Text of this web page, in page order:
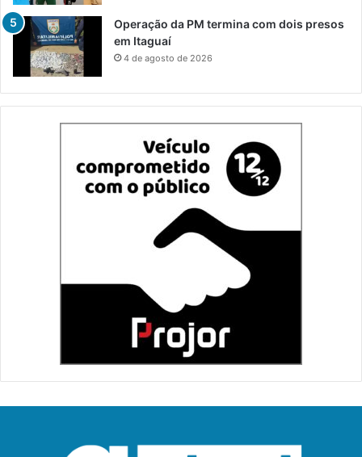
Operação da PM termina com dois presos
em Itaguaí
4 de agosto de 2026